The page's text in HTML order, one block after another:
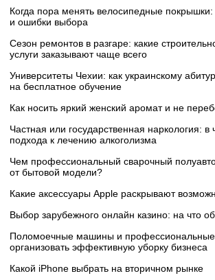
Когда пора менять велосипедные покрышки:
и ошибки выбора
Сезон ремонтов в разгаре: какие
услуги заказывают чаще всего
Университеты Чехии: как украинскому
на бесплатное обучение
Как носить яркий женский аромат и не
Частная или государственная наркология: в
подхода к лечению алкоголизма
Чем профессиональный сварочный
от бытовой модели?
Какие аксессуары Apple раскрывают
Выбор зарубежного онлайн казино: на что
Поломоечные машины и профессиональные
организовать эффективную уборку бизнеса
Какой iPhone выбрать на вторичном рынке